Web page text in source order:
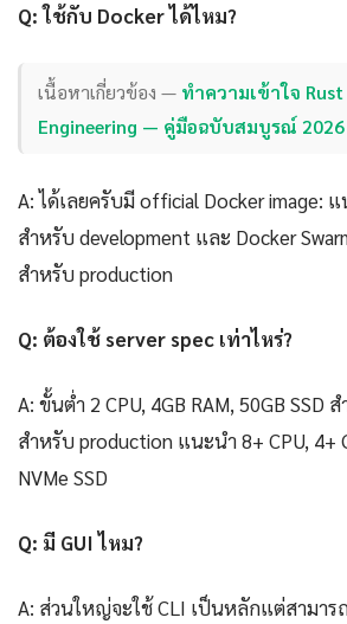
Q: ใช้กับ Docker ได้ไหม?
เนื้อหาเกี่ยวข้อง — ทำความเข้าใจ Rust
Engineering — คู่มือฉบับสมบูรณ์ 2026
A: ได้เลยครับมี official Docker image:
สำหรับ development และ Docker
สำหรับ production
Q: ต้องใช้ server spec เท่าไหร่?
A: ขั้นต่ำ 2 CPU, 4GB RAM, 50GB SSD
สำหรับ production แนะนำ 8+ CPU, 4+
NVMe SSD
Q: มี GUI ไหม?
A: ส่วนใหญ่จะใช้ CLI เป็นหลักแต่สามาร